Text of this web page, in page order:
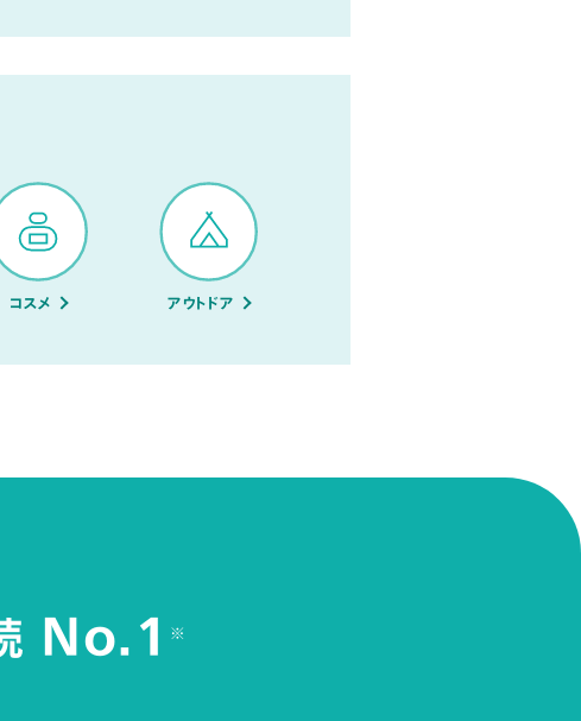
コスメ アウトドア
No.1 ※